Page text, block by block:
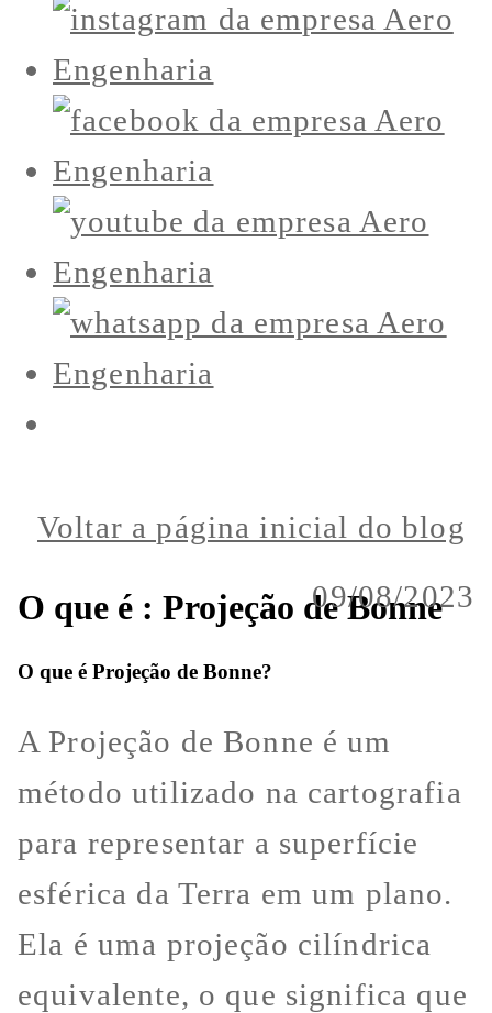
09/08/2023
Voltar a página inicial do blog
O que é : Projeção de Bonne
O que é Projeção de Bonne?
A Projeção de Bonne é um
método utilizado na cartografia
para representar a superfície
esférica da Terra em um plano.
Ela é uma projeção cilíndrica
equivalente, o que significa que